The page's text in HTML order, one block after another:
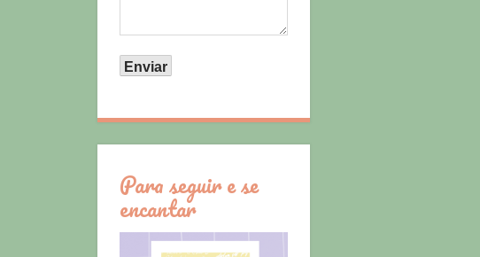
Para seguir e se
encantar